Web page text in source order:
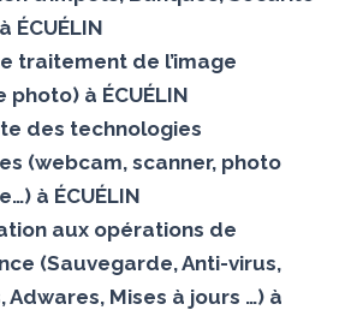
ÉCUÉLIN
traitement de l’image
photo) à ÉCUÉLIN
des technologies
(webcam, scanner, photo
à ÉCUÉLIN
aux opérations de
(Sauvegarde, Anti-virus,
Adwares, Mises à jours …) à